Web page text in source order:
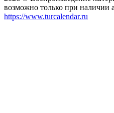
возможно только при наличии
https://www.turcalendar.ru